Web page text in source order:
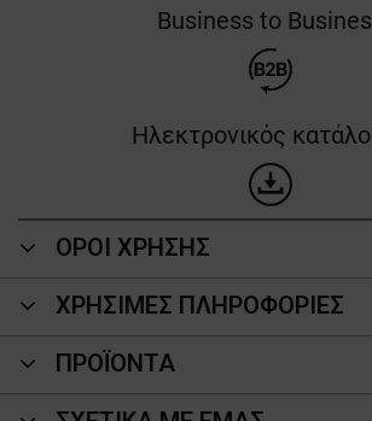
Business to
Ηλεκτρονικός
ΟΡΟΙ ΧΡΗΣΗΣ
ΧΡΗΣΙΜΕΣ ΠΛΗΡΟΦΟΡΙΕΣ
ΠΡΟΪΌΝΤΑ